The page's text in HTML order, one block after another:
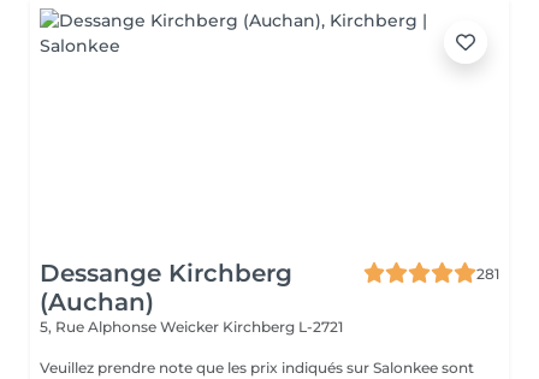
Dessange Kirchberg
(Auchan)
281
5, Rue Alphonse Weicker Kirchberg L-2721
Veuillez prendre note que les prix indiqués sur Salonkee sont